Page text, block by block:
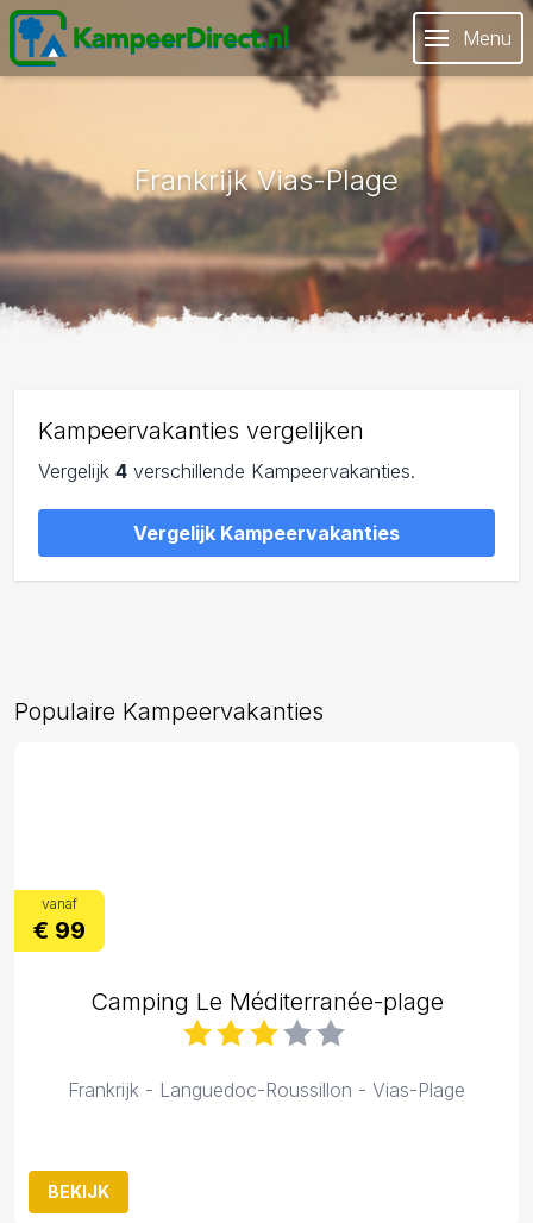
Menu
Frankrijk Vias-Plage
Kampeervakanties vergelijken
Vergelijk 4 verschillende Kampeervakanties.
Vergelijk Kampeervakanties
Populaire Kampeervakanties
vanaf
€ 99
Camping Le Méditerranée-plage
Frankrijk - Languedoc-Roussillon - Vias-Plage
BEKIJK